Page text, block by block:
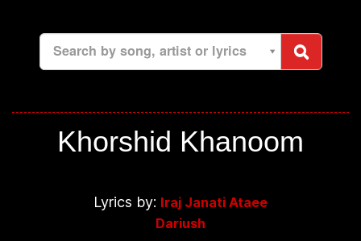
Search by song, artist or lyrics
Khorshid Khanoom
Lyrics by: Iraj Janati Ataee
Dariush